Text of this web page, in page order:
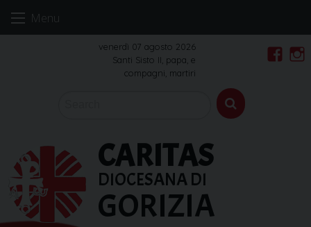
Menu
venerdì 07 agosto 2026
Santi Sisto II, papa, e
compagni, martiri
CARITAS
DIOCESANA DI
GORIZIA